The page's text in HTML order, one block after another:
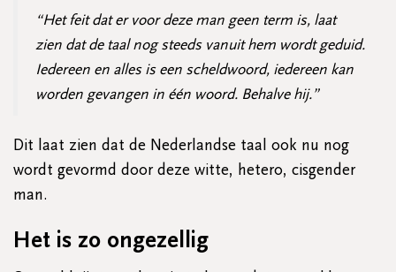
“Het feit dat er voor deze man geen term is, laat
zien dat de taal nog steeds vanuit hem wordt geduid.
Iedereen en alles is een scheldwoord, iedereen kan
worden gevangen in één woord. Behalve hij.”
Dit laat zien dat de Nederlandse taal ook nu nog
wordt gevormd door deze witte, hetero, cisgender
man.
Het is zo ongezellig